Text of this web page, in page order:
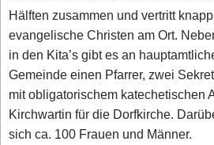
Hälften zusammen und vertritt
evangelische Christen am Ort.
in den Kita’s gibt es an
Gemeinde einen Pfarrer, zwei
mit obligatorischem katechetischen
Kirchwartin für die Dorfkirche.
sich ca. 100 Frauen und Männer.